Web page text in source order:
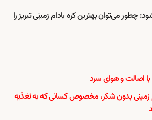
چطور می‌توان بهترین کره بادام زمینی تبریز را
اصالت و هوای سرد
زمینی بدون شکر، مخصوص کسانی که به تغذیه